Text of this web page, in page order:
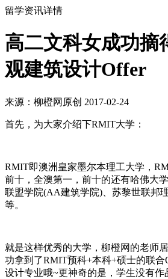
留学资讯详情
高二文科女成功
观建筑设计Offer
来源：柳橙网原创 2017-02-24
首先，为大家介绍下RMIT大学：
RMIT即澳洲皇家墨尔本理工大学，
前十，全澳第一，前十的还有哈佛大
联盟学院(AA建筑学院)、苏黎世联邦
等。
就是这样优秀的大学，柳橙网的老师
功拿到了RMIT预科+本科+硕士的联
设计专业哦~更神奇的是，学生没有